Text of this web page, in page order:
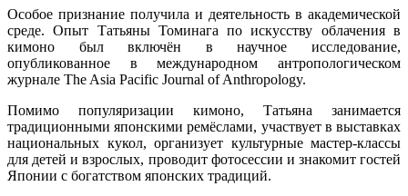
Особое признание получила и деятельность в академической
среде. Опыт Татьяны Томинага по искусству облачения в
кимоно был включён в научное исследование,
опубликованное в международном антропологическом
журнале The Asia Pacific Journal of Anthropology.
Помимо популяризации кимоно, Татьяна занимается
традиционными японскими ремёслами, участвует в выставках
национальных кукол, организует культурные мастер-классы
для детей и взрослых, проводит фотосессии и знакомит гостей
Японии с богатством японских традиций.